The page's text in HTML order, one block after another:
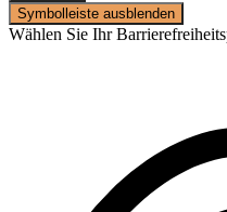
Symbolleiste ausblenden
Wählen Sie Ihr